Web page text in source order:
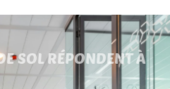
SOL RÉPONDENT À